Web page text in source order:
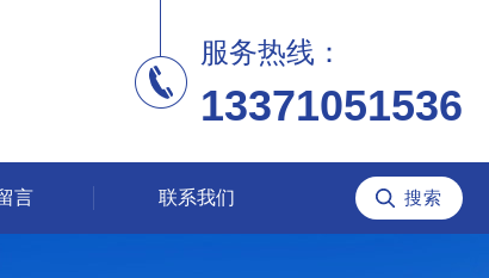
服务热线：
13371051536
言 联系我们